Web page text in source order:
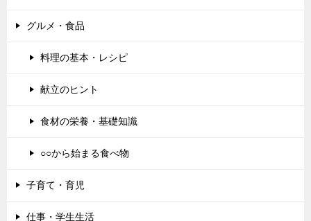
グルメ・食品
料理の基本・レシピ
献立のヒント
食材の栄養・基礎知識
○○から始まる食べ物
子育て・育児
仕事・学生生活